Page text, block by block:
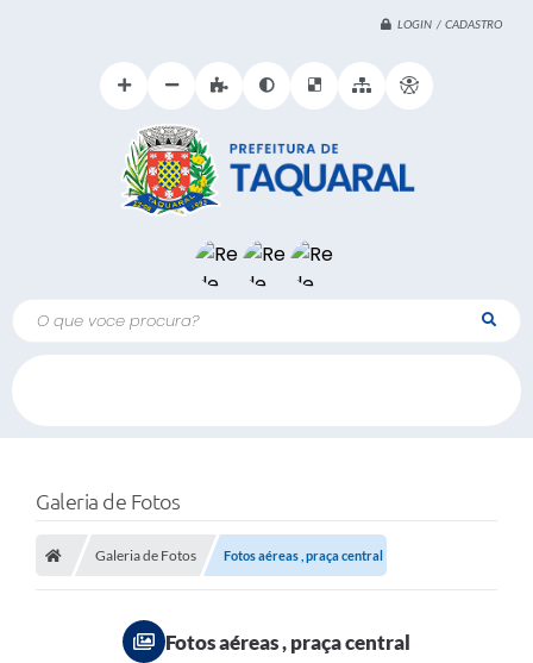
LOGIN / CADASTRO
O que voce procura?
Galeria de Fotos
Galeria de Fotos Fotos aéreas , praça central
Fotos aéreas , praça central